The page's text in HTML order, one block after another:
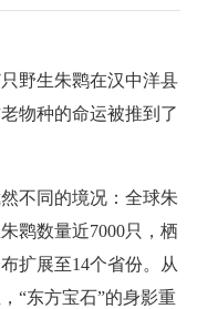
野生朱鹮在汉中洋县
物种的命运被推到了
不同的境况：全球朱
鹮数量近7000只，栖
扩展至14个省份。从
“东方宝石”的身影重